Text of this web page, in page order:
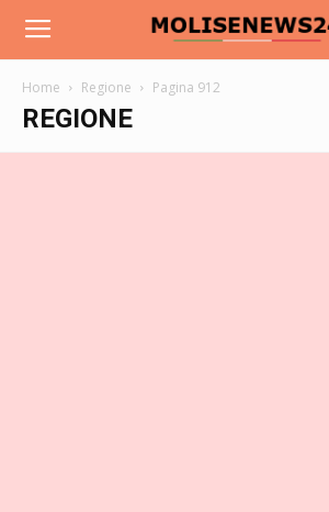
Home Regione Pagina 912
REGIONE